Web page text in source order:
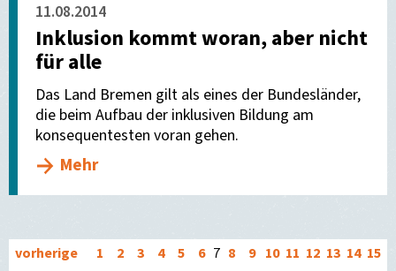
11.08.2014
Inklusion kommt woran, aber nicht
für alle
Das Land Bremen gilt als eines der Bundesländer,
die beim Aufbau der inklusiven Bildung am
konsequentesten voran gehen.
Mehr
vorherige 1 2 3 4 5 6 7 8 9 10 11 12 13 14 15